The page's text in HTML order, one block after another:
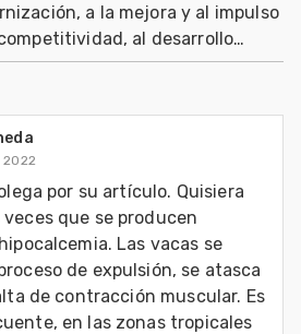
a la mejora y al impulso
al desarrollo
de los sectores agrario, ali
por su artículo. Quisiera
que se producen
Las vacas se
de expulsión, se atasca
de contracción muscular. Es
en las zonas tropicales